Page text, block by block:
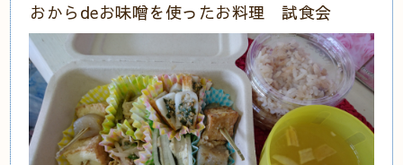
おからdeお味噌を使ったお料理 試食会